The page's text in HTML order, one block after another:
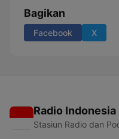
Bagikan
Facebook X
Radio Indonesia
Stasiun Radio dan